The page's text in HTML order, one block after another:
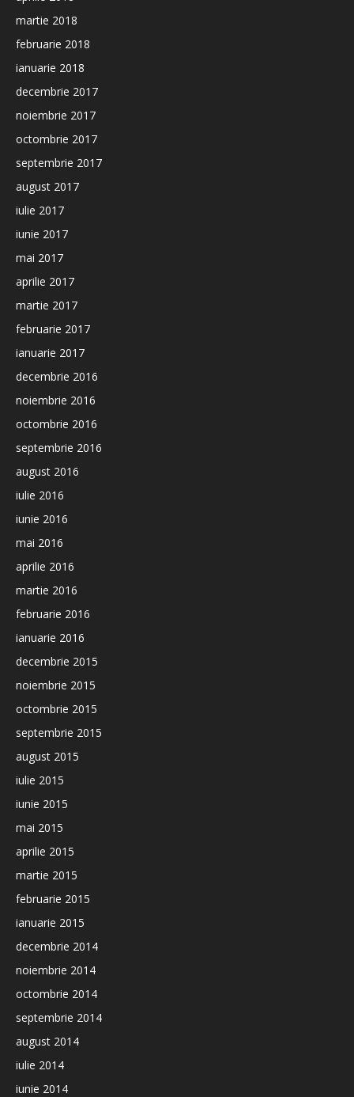
martie 2018
februarie 2018
ianuarie 2018
decembrie 2017
noiembrie 2017
octombrie 2017
septembrie 2017
august 2017
iulie 2017
iunie 2017
mai 2017
aprilie 2017
martie 2017
februarie 2017
ianuarie 2017
decembrie 2016
noiembrie 2016
octombrie 2016
septembrie 2016
august 2016
iulie 2016
iunie 2016
mai 2016
aprilie 2016
martie 2016
februarie 2016
ianuarie 2016
decembrie 2015
noiembrie 2015
octombrie 2015
septembrie 2015
august 2015
iulie 2015
iunie 2015
mai 2015
aprilie 2015
martie 2015
februarie 2015
ianuarie 2015
decembrie 2014
noiembrie 2014
octombrie 2014
septembrie 2014
august 2014
iulie 2014
iunie 2014